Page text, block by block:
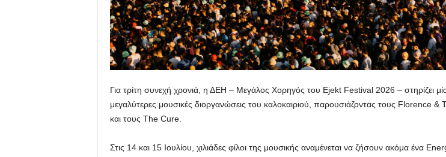
Για τρίτη συνεχή χρονιά, η ΔΕΗ – Μεγάλος Χορηγός του Ejekt Festival 2026 – στηρίζει
μεγαλύτερες μουσικές διοργανώσεις του καλοκαιριού, παρουσιάζοντας τους Florence &
και τους The Cure.
Στις 14 και 15 Ιουλίου, χιλιάδες φίλοι της μουσικής αναμένεται να ζήσουν ακόμα ένα